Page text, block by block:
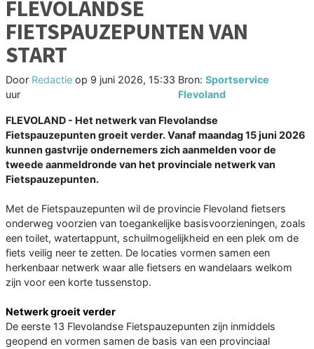
FLEVOLANDSE
FIETSPAUZEPUNTEN VAN
START
Door Redactie op 9 juni 2026, 15:33
uur
Bron:Sportservice
Flevoland
FLEVOLAND - Het netwerk van Flevolandse
Fietspauzepunten groeit verder. Vanaf maandag 15 juni 2026
kunnen gastvrije ondernemers zich aanmelden voor de
tweede aanmeldronde van het provinciale netwerk van
Fietspauzepunten.
Met de Fietspauzepunten wil de provincie Flevoland fietsers
onderweg voorzien van toegankelijke basisvoorzieningen, zoals
een toilet, watertappunt, schuilmogelijkheid en een plek om de
fiets veilig neer te zetten. De locaties vormen samen een
herkenbaar netwerk waar alle fietsers en wandelaars welkom
zijn voor een korte tussenstop.
Netwerk groeit verder
De eerste 13 Flevolandse Fietspauzepunten zijn inmiddels
geopend en vormen samen de basis van een provinciaal